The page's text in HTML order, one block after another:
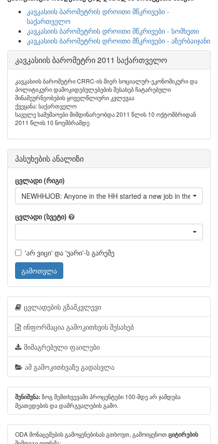
კავკასიის ბარომეტრის დროითი მწკრივები -
საქართველო
კავკასიის ბარომეტრის დროითი მწკრივები - სომხეთი
კავკასიის ბარომეტრის დროითი მწკრივები - აზერბაიჯანი
კავკასიის ბარომეტრი 2011 საქართველო
კავკასიის ბარომეტრი CRRC-ის მიერ სოციალურ-ეკონომიკური და
პოლიტიკური დამოკიდებულებების შესახებ ჩატარებული
შინამეურნეობების ყოველწლიური კვლევაა
ქვეყანა: საქართველო
საველე სამუშაოები მიმდინარეობდა 2011 წლის 10 ოქტომბრიდან
2011 წლის 10 ნოემბრამდე
პასუხების ანალიზი
ცვლადი (რიგი)
NEWHHJOB: Anyone in the HH started a new job in the last 12
ცვლადი (სვეტი)
'არ ვიცი' და 'უარი'-ს გარეშე
გამოთვლა
ცვლადების გზამკვლევი
ინფორმაცია გამოკითხვის შესახებ
მიმაგრებული ფაილები
ამ გამოკითხვაზე გადასვლა
შენიშვნა: ზოგ შემთხვევაში პროცენტები 100-მდე არ ჯამდება
მეათედების და დამრგვალების გამო.
ODA მონაცემების გამოყენებისას გთხოვთ, გამოიყენოთ ციტირების